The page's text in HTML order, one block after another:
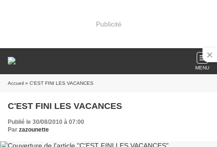
Publicité
MENU
Accueil » C'EST FINI LES VACANCES
C'EST FINI LES VACANCES
Publié le 30/08/2010 à 07:00
Par zazounette